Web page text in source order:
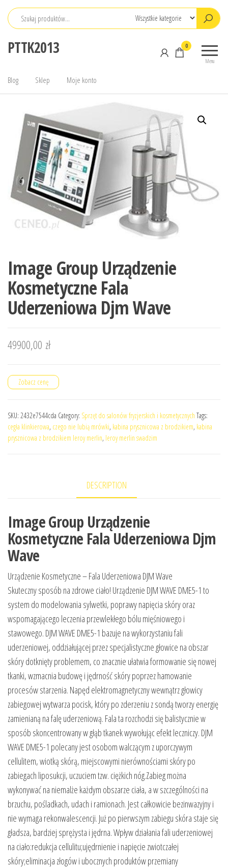
Przejdź
PTTK2013
Menu
0
Blog Sklep Moje konto
Image Group Urządzenie
Kosmetyczne Fala
Uderzeniowa Djm Wave
49900,00 zł
Zobacz cenę
SKU: 2432e7544cda Category: Sprzęt do salonów fryzjerskich i kosmetycznych Tags:
cegła klinkierowa, czego nie lubią mrówki, kabina prysznicowa z brodzikiem, kabina
prysznicowa z brodzikiem leroy merlin, leroy merlin swadzim
DESCRIPTION
Image Group Urządzenie
Kosmetyczne Fala Uderzeniowa Djm
Wave
Urządzenie Kosmetyczne – Fala Uderzeniowa DJM Wave
Skuteczny sposób na zdrowe ciało! Urządzenie DJM WAVE DME5-1 to
system do modelowania sylwetki, poprawy napięcia skóry oraz
wspomagającego leczenia przewlekłego bólu mięśniowego i
stawowego. DJM WAVE DME5-1 bazuje na wykorzystaniu fali
uderzeniowej, oddziałującej przez specjalistyczne głowice na obszar
skóry dotknięty problemem, co znacznie ułatwia formowanie się nowej
tkanki, wzmacnia budowę i jędrność skóry poprzez hamowanie
procesów starzenia. Napęd elektromagnetyczny wewnątrz głowicy
zabiegowej wytwarza pocisk, który po zderzeniu z sondą tworzy energię
zamienianą na falę uderzeniową. Fala ta rozchodzi się balistycznie w
sposób skoncentrowany w głąb tkanek wywołując efekt leczniczy. DJM
WAVE DME5-1 polecany jest osobom walczącym z uporczywym
cellulitem, wiotką skórą, miejscowymi nierównościami skóry po
zabiegach liposukcji, uczuciem tzw. ciężkich nóg.Zabieg można
wykonywać na niemalże każdym obszarze ciała, a w szczególności na
brzuchu, pośladkach, udach i ramionach. Jest całkowicie bezinwazyjny i
nie wymaga rekonwalescencji. Już po pierwszym zabiegu skóra staje się
gładsza, bardziej sprężysta i jędrna. Wpływ działania fali uderzeniowej
na ciało:redukcja cellulitu;ujędrnienie i napięcie zwiotczałej
skóry;eliminacja złogów i ubocznych produktów przemiany